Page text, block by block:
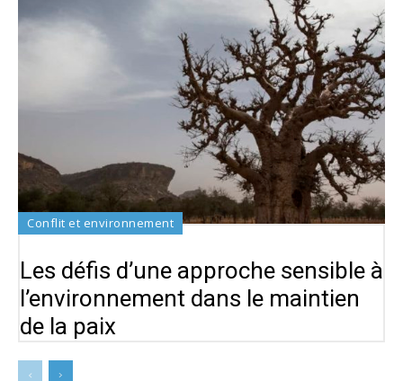
Conflit et environnement
Les défis d’une approche sensible à
l’environnement dans le maintien
de la paix